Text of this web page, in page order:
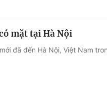
mặt tại Hà Nội
đã đến Hà Nội, Việt Nam